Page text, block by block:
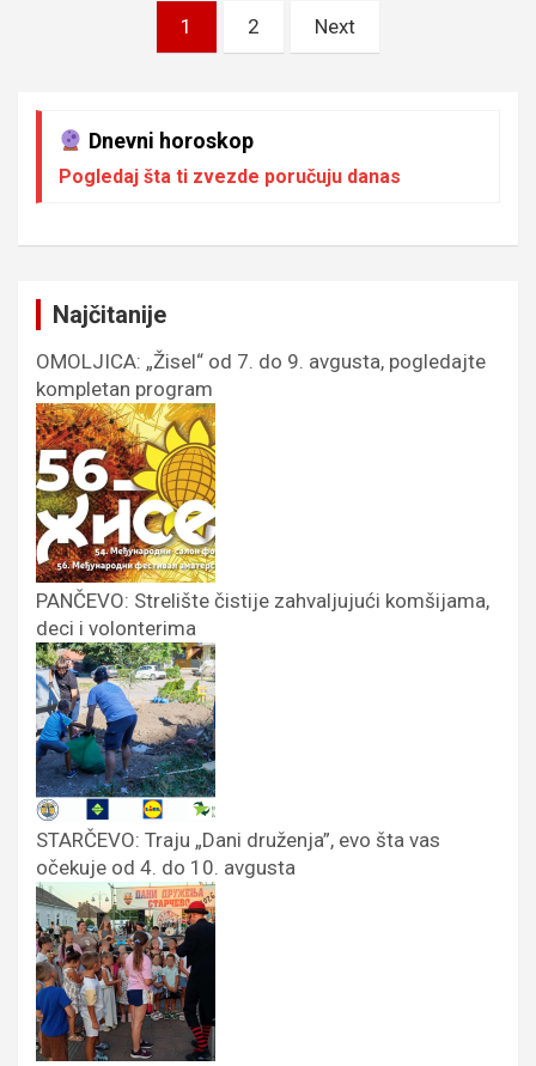
Пагинација1 2 Next
Dnevni horoskop
Pogledaj šta ti zvezde poručuju danas
Najčitanije
OMOLJICA: „Žisel“ od 7. do 9. avgusta, pogledajte
kompletan program
PANČEVO: Strelište čistije zahvaljujući komšijama,
deci i volonterima
STARČEVO: Traju „Dani druženja”, evo šta vas
očekuje od 4. do 10. avgusta